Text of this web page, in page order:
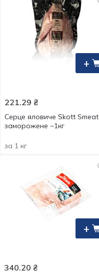
+
221.29 ₴
Серце яловиче Skott Smeat
заморожене ~1кг
за 1 кг
+
340.20 ₴